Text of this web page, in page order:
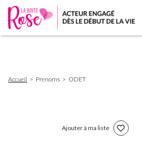
d'Ariane
Accueil Prenoms ODET
Ajouter à ma liste